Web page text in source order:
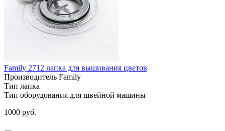
Family 2712 лапка для вышивания цветов
Производитель Family
Тип лапка
Тип оборудования для швейной машины
1000 руб.